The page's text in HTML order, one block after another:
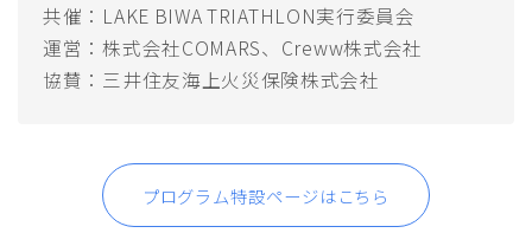
CONTACT お問い合わせ
メディア関係者の皆さまへ［取材申請］
共催：LAKE BIWA TRIATHLON実行委員会
運営：株式会社COMARS、Creww株式会社
協賛：三井住友海上火災保険株式会社
プログラム特設ページはこちら